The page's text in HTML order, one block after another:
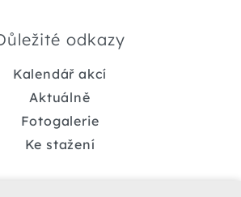
odkazy
Kalendář akcí
Aktuálně
Fotogalerie
Ke stažení